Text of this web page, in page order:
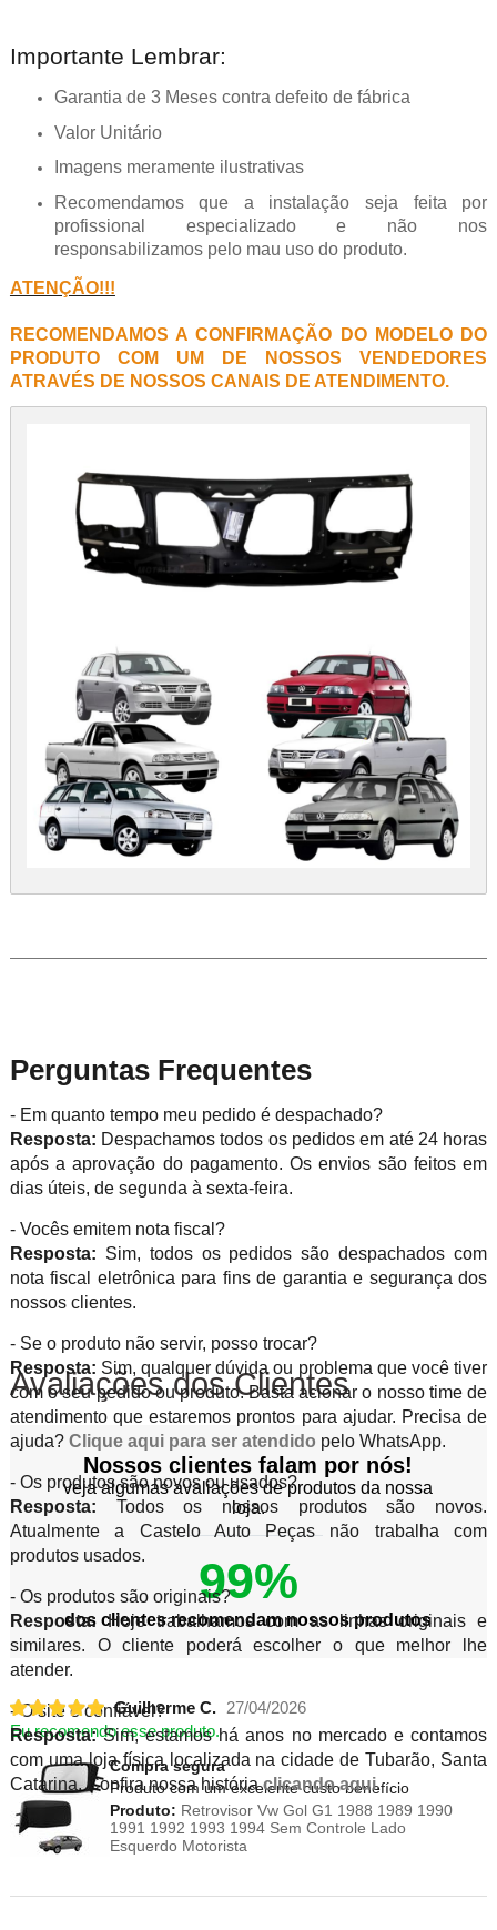
Importante Lembrar:
Garantia de 3 Meses contra defeito de fábrica
Valor Unitário
Imagens meramente ilustrativas
Recomendamos que a instalação seja feita por
profissional especializado e não nos
responsabilizamos pelo mau uso do produto.
ATENÇÃO!!!
RECOMENDAMOS A CONFIRMAÇÃO DO MODELO DO
PRODUTO COM UM DE NOSSOS VENDEDORES
ATRAVÉS DE NOSSOS CANAIS DE ATENDIMENTO.
Perguntas Frequentes
- Em quanto tempo meu pedido é despachado?
Resposta: Despachamos todos os pedidos em até 24 horas
após a aprovação do pagamento. Os envios são feitos em
dias úteis, de segunda à sexta-feira.
- Vocês emitem nota fiscal?
Resposta: Sim, todos os pedidos são despachados com
nota fiscal eletrônica para fins de garantia e segurança dos
nossos clientes.
- Se o produto não servir, posso trocar?
Resposta: Sim, qualquer dúvida ou problema que você tiver
com o seu pedido ou produto. Basta acionar o nosso time de
atendimento que estaremos prontos para ajudar. Precisa de
ajuda? Clique aqui para ser atendido pelo WhatsApp.
- Os produtos são novos ou usados?
Resposta: Todos os nossos produtos são novos.
Atualmente a Castelo Auto Peças não trabalha com
produtos usados.
- Os produtos são originais?
Resposta:Hoje trabalhamos com as linhas originais e
similares. O cliente poderá escolher o que melhor lhe
atender.
- O site é confiável?
Resposta:Sim, estamos há anos no mercado e contamos
com uma loja física localizada na cidade de Tubarão, Santa
Catarina. Confira nossa históriaclicando aqui.
Avaliações dos Clientes
Nossos clientes falam por nós!
veja algumas avaliações de produtos da nossa
loja.
99%
dos clientes recomendam nossos produtos
Guilherme C.
27/04/2026
Eu recomendo esse produto.
Compra segura
Produto com um excelente custo benefício
Produto: Retrovisor Vw Gol G1 1988 1989 1990
1991 1992 1993 1994 Sem Controle Lado
Esquerdo Motorista